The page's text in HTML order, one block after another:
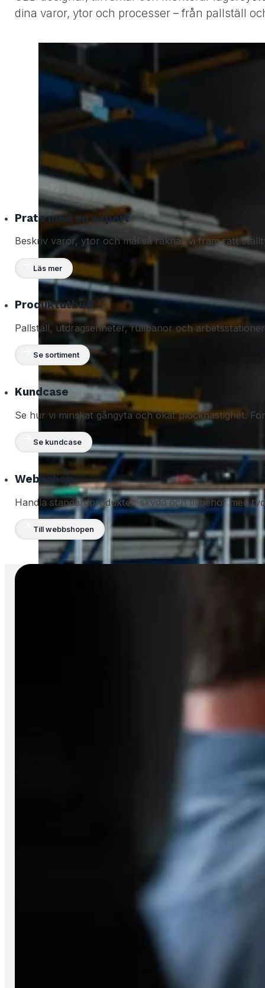
dina varor, ytor och processer – från pallställ
Prata med en expert
Beskriv varor, ytor och mål så räknar vi fram rätt
Läs mer
Produktutbud
Pallställ, utdragsenheter, rullbanor och
Se sortiment
Kundcase
Se hur vi minskat gångyta och ökat plockhastighet.
Se kundcase
Webbshop
Handla standardprodukter, skydd och tillbehör med
Till webbshopen